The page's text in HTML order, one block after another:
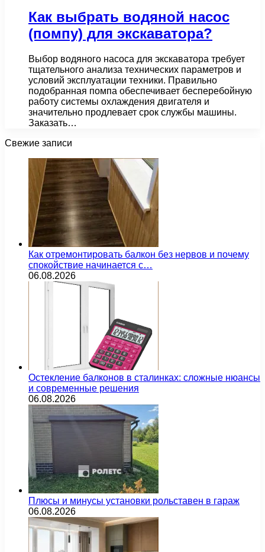
Как выбрать водяной насос
(помпу) для экскаватора?
Выбор водяного насоса для экскаватора требует
тщательного анализа технических параметров и
условий эксплуатации техники. Правильно
подобранная помпа обеспечивает бесперебойную
работу системы охлаждения двигателя и
значительно продлевает срок службы машины.
Заказать…
Свежие записи
Как отремонтировать балкон без нервов и почему
спокойствие начинается с…
06.08.2026
Остекление балконов в сталинках: сложные нюансы
и современные решения
06.08.2026
Плюсы и минусы установки рольставен в гараж
06.08.2026